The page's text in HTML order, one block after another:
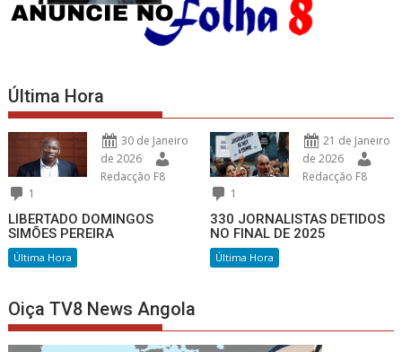
Última Hora
30 de Janeiro
de 2026
Redacção F8
1
LIBERTADO DOMINGOS
SIMÕES PEREIRA
Última Hora
21 de Janeiro
de 2026
Redacção F8
1
330 JORNALISTAS DETIDOS
NO FINAL DE 2025
Última Hora
Oiça TV8 News Angola